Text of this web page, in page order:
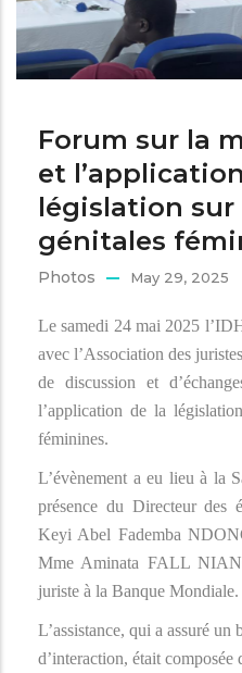
Forum sur la
et
législation
génitales
Photos May 29, 2025
Le samedi 24 mai 2025
avec l’Association des
de discussion et
l’application de la
féminines.
L’évènement a eu lieu à la
présence du Directeur des
Keyi Abel Fademba
Mme Aminata FALL
juriste à la Banque Mondiale.
L’assistance, qui a assuré
d’interaction, était composée